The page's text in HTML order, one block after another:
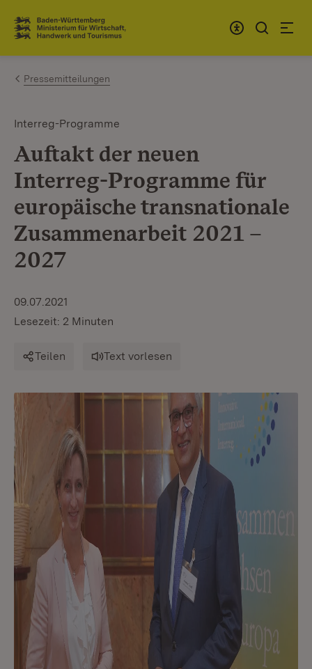
Zum Inhalt springen
Link zur Startseite
Pressemitteilungen
Interreg-Programme
Auftakt der neuen
Interreg-Programme für
europäische transnationale
Zusammenarbeit 2021 –
2027
09.07.2021
Lesezeit: 2 Minuten
Teilen Text vorlesen